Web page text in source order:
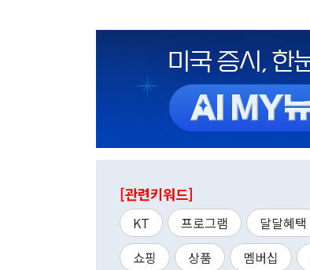
[관련키워드]
KT 프로그램 달달혜택
쇼핑
상품 멤버십